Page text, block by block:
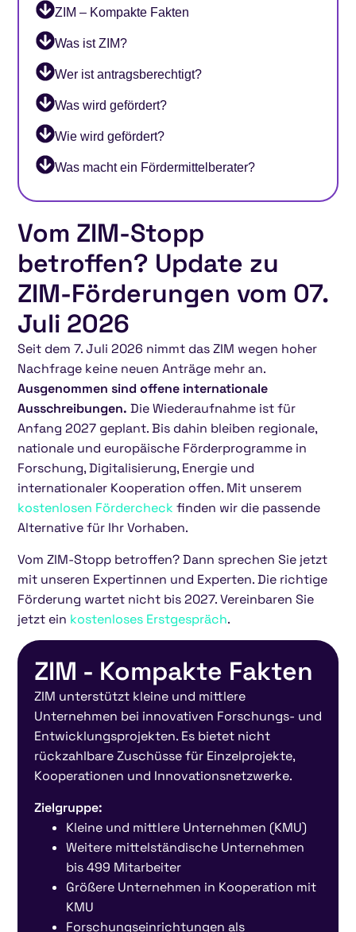
ZIM – Kompakte Fakten
Was ist ZIM?
Wer ist antragsberechtigt?
Was wird gefördert?
Wie wird gefördert?
Was macht ein Fördermittelberater?
Vom ZIM-Stopp
betroffen? Update zu
ZIM-Förderungen vom 07.
Juli 2026
Seit dem 7. Juli 2026 nimmt das ZIM wegen hoher
Nachfrage keine neuen Anträge mehr an.
Ausgenommen sind offene internationale
Ausschreibungen. Die Wiederaufnahme ist für
Anfang 2027 geplant. Bis dahin bleiben regionale,
nationale und europäische Förderprogramme in
Forschung, Digitalisierung, Energie und
internationaler Kooperation offen. Mit unserem
kostenlosen Fördercheck finden wir die passende
Alternative für Ihr Vorhaben.
Vom ZIM-Stopp betroffen? Dann sprechen Sie jetzt
mit unseren Expertinnen und Experten. Die richtige
Förderung wartet nicht bis 2027. Vereinbaren Sie
jetzt ein kostenloses Erstgespräch.
ZIM - Kompakte Fakten
ZIM unterstützt kleine und mittlere
Unternehmen bei innovativen Forschungs- und
Entwicklungsprojekten. Es bietet nicht
rückzahlbare Zuschüsse für Einzelprojekte,
Kooperationen und Innovationsnetzwerke.
Zielgruppe:
Kleine und mittlere Unternehmen (KMU)
Weitere mittelständische Unternehmen
bis 499 Mitarbeiter
Größere Unternehmen in Kooperation mit
KMU
Forschungseinrichtungen als